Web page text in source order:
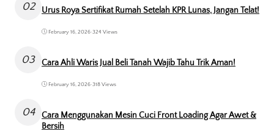
02 Urus Roya Sertifikat Rumah Setelah KPR Lunas, Jangan Telat!
February 16, 2026• 324 Views
03 Cara Ahli Waris Jual Beli Tanah Wajib Tahu Trik Aman!
February 16, 2026• 318 Views
04
Cara Menggunakan Mesin Cuci Front Loading Agar Awet &
Bersih